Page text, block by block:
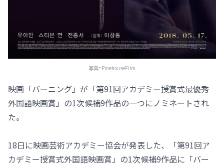
写真=PinehouseFilm
映画「バーニング」が「第91回アカデミー授賞式最優秀
外国語映画賞」の1次候補9作品の一つにノミネートされ
た。
18日に映画芸術アカデミー協会が発表した、「第91回ア
カデミー授賞式外国語映画賞」の1次候補9作品に「バー